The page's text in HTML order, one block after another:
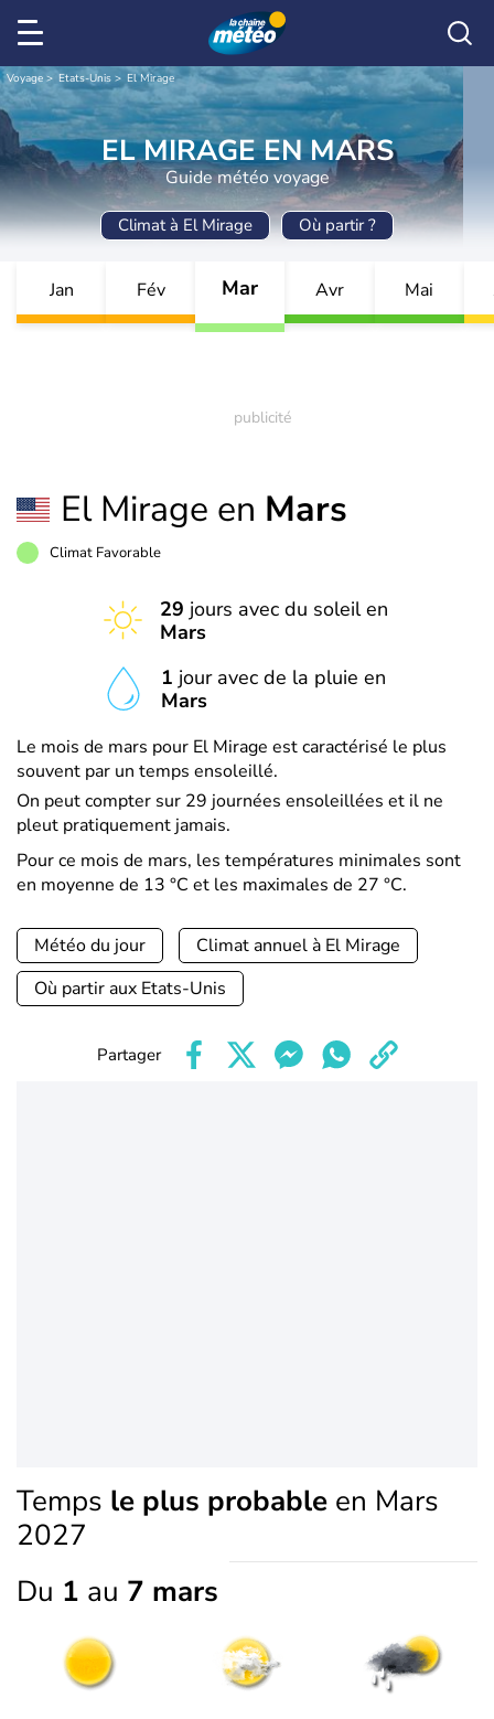
Voyage Etats-Unis El Mirage
EL MIRAGE EN MARS
Guide météo voyage
Climat à El Mirage Où partir ?
Jan Fév Mar Avr Mai
El Mirage en Mars
Climat Favorable
29 jours avec du soleil en
Mars
1 jour avec de la pluie en
Mars
Le mois de mars pour El Mirage est caractérisé le plus
souvent par un temps ensoleillé.
On peut compter sur 29 journées ensoleillées et il ne
pleut pratiquement jamais.
Pour ce mois de mars, les températures minimales sont
en moyenne de 13 °C et les maximales de 27 °C.
Météo du jour
Climat annuel à El Mirage
Où partir aux Etats-Unis
Partager
Temps le plus probable en Mars
2027
Du 1 au 7 mars